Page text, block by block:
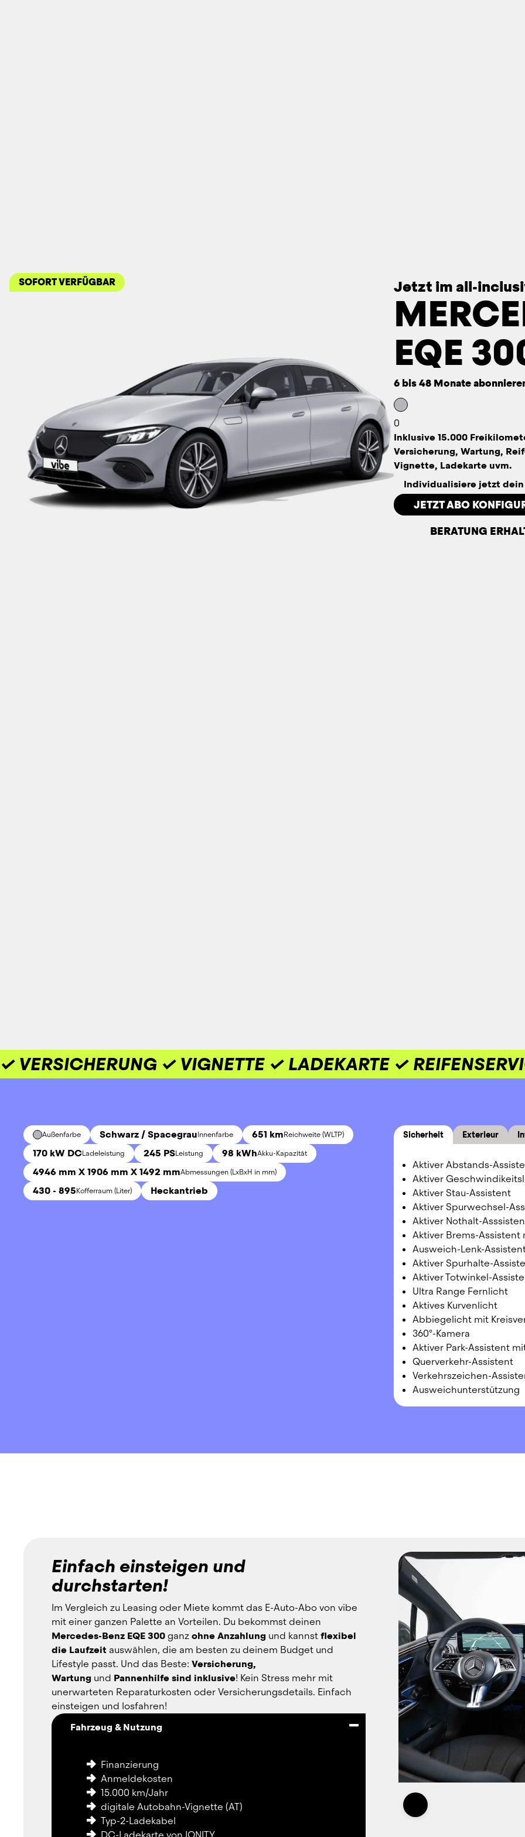
SOFORT VERFÜGBAR Jetzt im all-
EQE
6 bis 48 Monate
0
Inklusive 15.000
Versicherung, Wartung,
Vignette, Ladekarte uvm.
Individualisiere jetzt
JETZT ABO
BERATUNG
✓ VERSICHERUNG ✓ VIGNETTE ✓ LADEKARTE ✓
Außenfarbe Schwarz / SpacegrauInnenfarbe 651 kmReichweite (WLTP)
170 kW DCLadeleistung 245 PSLeistung 98 kWhAkku-Kapazität
4946 mm X 1906 mm X 1492 mmAbmessungen (LxBxH in mm)
430 - 895Kofferraum (Liter) Heckantrieb
Sicherheit Exterieur
Aktiver Abstands-
Aktiver
Aktiver Stau-Assistent
Aktiver Spurwechsel-
Aktiver Nothalt-
Aktiver Brems-Assistent
Ausweich-Lenk-
Aktiver Spurhalte-
Aktiver Totwinkel-
Ultra Range Fernlicht
Aktives Kurvenlicht
Abbiegelicht mit
360°-Kamera
Aktiver Park-Assistent
Querverkehr-Assistent
Verkehrszeichen-
Ausweichunterstützung
Einfach einsteigen und
durchstarten!
Im Vergleich zu Leasing oder Miete kommt das E-Auto-Abo von vibe
Mercedes-Benz EQE 300 ganz ohne Anzahlung und kannst flexibel
die Laufzeit auswählen, die am besten zu deinem Budget und
Lifestyle passt. Und das Beste: Versicherung,
Wartung und Pannenhilfe sind inklusive! Kein Stress mehr mit
unerwarteten Reparaturkosten oder Versicherungsdetails. Einfach
einsteigen und losfahren!
Fahrzeug & Nutzung
Finanzierung
Anmeldekosten
15.000 km/Jahr
digitale Autobahn-Vignette (AT)
Typ-2-Ladekabel